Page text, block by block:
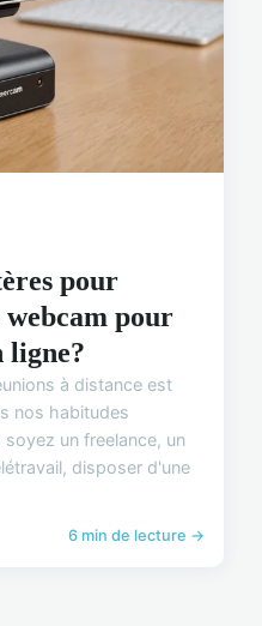
pour
pour
ligne?
à distance est
nos habitudes
un freelance, un
disposer d'une
6 min de lecture →